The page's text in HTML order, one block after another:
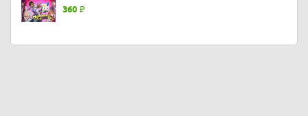
360